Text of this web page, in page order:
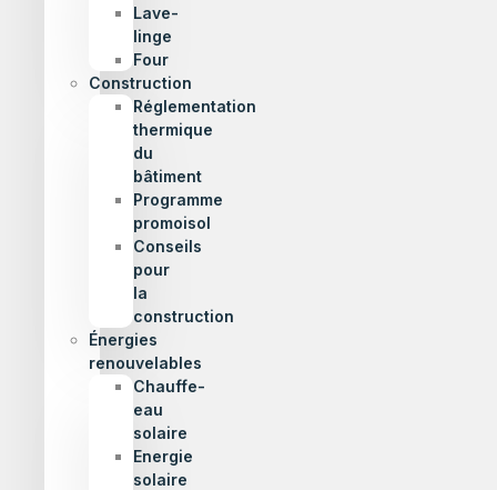
Lave-
linge
Four
Construction
Réglementation
thermique
du
bâtiment
Programme
promoisol
Conseils
pour
la
construction
Énergies
renouvelables
Chauffe-
eau
solaire
Energie
solaire